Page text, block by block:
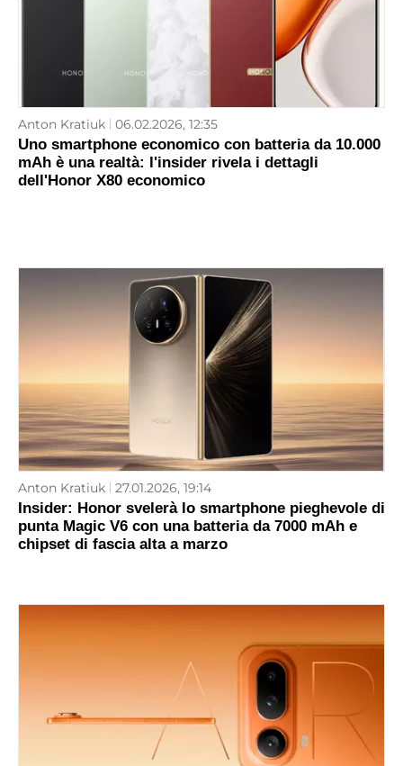
Anton Kratiuk 06.02.2026, 12:35
Uno smartphone economico con batteria da 10.000
mAh è una realtà: l'insider rivela i dettagli
dell'Honor X80 economico
Anton Kratiuk 27.01.2026, 19:14
Insider: Honor svelerà lo smartphone pieghevole di
punta Magic V6 con una batteria da 7000 mAh e
chipset di fascia alta a marzo